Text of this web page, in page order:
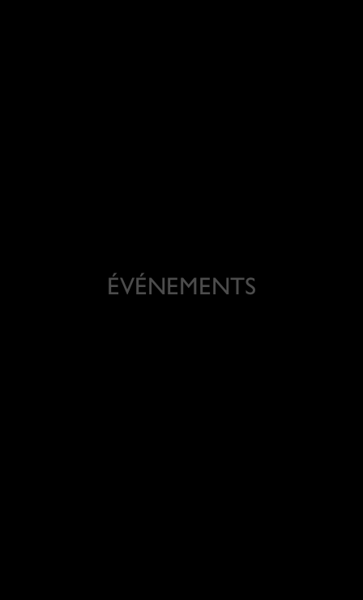
ÉVÉNEMENTS